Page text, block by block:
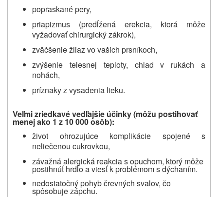
popraskané pery,
priapizmus (predĺžená erekcia, ktorá môže
vyžadovať chirurgický zákrok),
zväčšenie žliaz vo vašich prsníkoch,
zvýšenie telesnej teploty, chlad v rukách a
nohách,
príznaky z vysadenia lieku.
Veľmi zriedkavé vedľajšie účinky (môžu postihovať
menej ako 1 z 10 000 osôb):
život ohrozujúce komplikácie spojené s
neliečenou cukrovkou,
závažná alergická reakcia s opuchom, ktorý môže
postihnúť hrdlo a viesť k problémom s dýchaním.
nedostatočný pohyb črevných svalov, čo
spôsobuje zápchu.